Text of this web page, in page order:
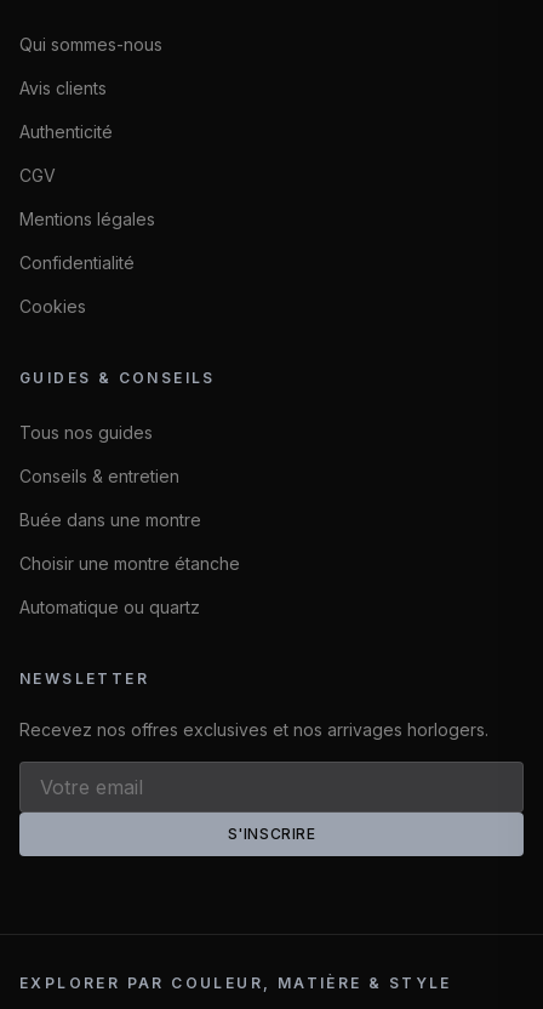
Qui sommes-nous
Avis clients
Authenticité
CGV
Mentions légales
Confidentialité
Cookies
GUIDES & CONSEILS
Tous nos guides
Conseils & entretien
Buée dans une montre
Choisir une montre étanche
Automatique ou quartz
NEWSLETTER
Recevez nos offres exclusives et nos arrivages horlogers.
S'INSCRIRE
EXPLORER PAR COULEUR, MATIÈRE & STYLE